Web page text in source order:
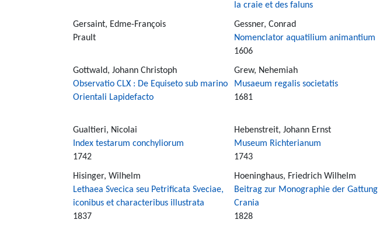
la craie et des faluns
Gersaint, Edme-François
Prault
Gessner, Conrad
Nomenclator aquatilium animantium
1606
Gottwald, Johann Christoph
Observatio CLX : De Equiseto sub marino
Orientali Lapidefacto
Grew, Nehemiah
Musaeum regalis societatis
1681
Gualtieri, Nicolai
Index testarum conchyliorum
1742
Hebenstreit, Johann Ernst
Museum Richterianum
1743
Hisinger, Wilhelm
Lethaea Svecica seu Petrificata Sveciae,
iconibus et characteribus illustrata
1837
Hoeninghaus, Friedrich Wilhelm
Beitrag zur Monographie der Gattung
Crania
1828